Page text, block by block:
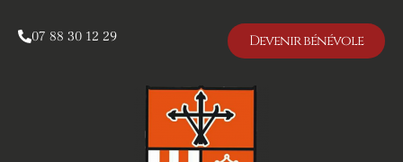
07 88 30 12 29 Devenir bénévole